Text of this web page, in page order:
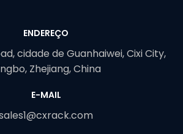
ENDEREÇO
cidade de Guanhaiwei, Cixi City,
Zhejiang, China
E-MAIL